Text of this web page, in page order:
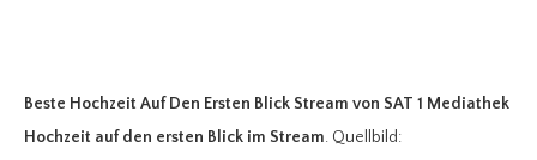
Beste Hochzeit Auf Den Ersten Blick Stream von SAT 1 Mediathek
Hochzeit auf den ersten Blick im Stream. Quellbild: